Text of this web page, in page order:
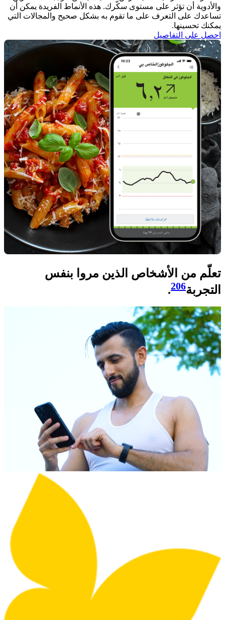
والأدوية أن تؤثر على مستوى سكّرك. هذه الأنماط الفريدة يمكن أن
تساعدك على التعرف على ما تقوم به بشكل صحيح والمجالات التي
يمكنك تحسينها. ​
احصل على التفاصيل
تعلّم من الأشخاص الذين مروا بنفس
التجربة206
.​